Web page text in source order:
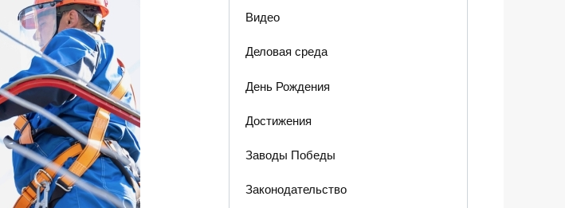
Видео
Деловая среда
День Рождения
Достижения
Заводы Победы
Законодательство